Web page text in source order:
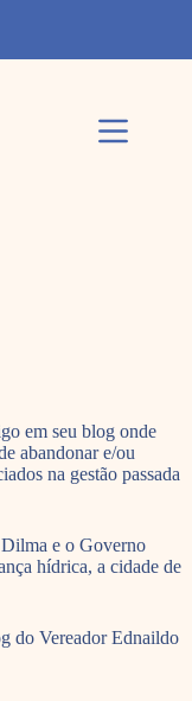
em seu blog onde
abandonar e/ou
na gestão passada
e o Governo
hídrica, a cidade de
do Vereador Ednaildo